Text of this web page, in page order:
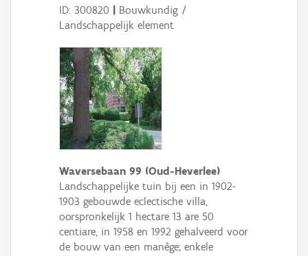
ID: 300820 | Bouwkundig /
Landschappelijk element
Waversebaan 99 (Oud-Heverlee)
Landschappelijke tuin bij een in 1902-
1903 gebouwde eclectische villa,
oorspronkelijk 1 hectare 13 are 50
centiare, in 1958 en 1992 gehalveerd voor
de bouw van een manège; enkele